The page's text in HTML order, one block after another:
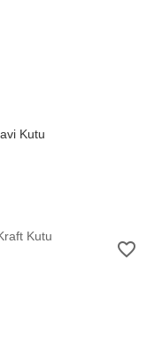
Kutu
favorite_border